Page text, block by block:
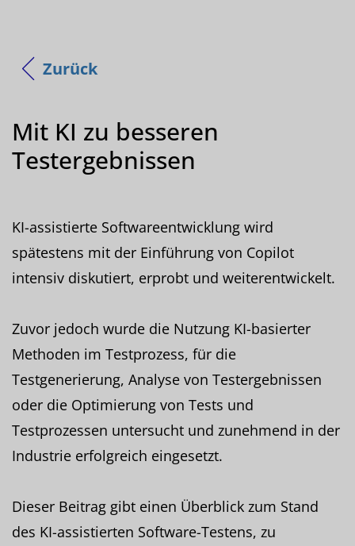
Zurück
Mit KI zu besseren
Testergebnissen
KI-assistierte Softwareentwicklung wird
spätestens mit der Einführung von Copilot
intensiv diskutiert, erprobt und weiterentwickelt.
Zuvor jedoch wurde die Nutzung KI-basierter
Methoden im Testprozess, für die
Testgenerierung, Analyse von Testergebnissen
oder die Optimierung von Tests und
Testprozessen untersucht und zunehmend in der
Industrie erfolgreich eingesetzt.
Dieser Beitrag gibt einen Überblick zum Stand
des KI-assistierten Software-Testens, zu